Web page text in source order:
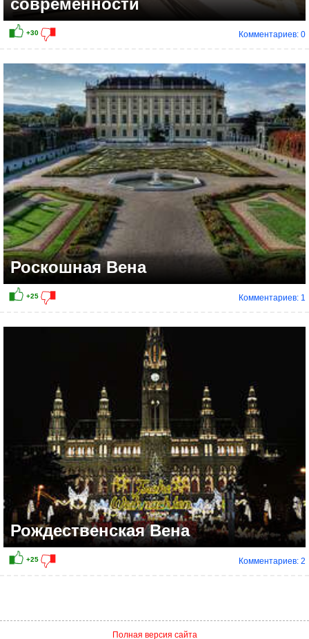
Комментариев: 0
Роскошная Вена
Комментариев: 1
Рождественская Вена
Комментариев: 2
Полная версия сайта